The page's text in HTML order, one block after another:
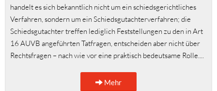
handelt es sich bekanntlich nicht um ein schiedsgerichtliches
Verfahren, sondern um ein Schiedsgutachterverfahren; die
Schiedsgutachter treffen lediglich Feststellungen zu den in Art
16 AUVB angeführten Tatfragen, entscheiden aber nicht über
Rechtsfragen – nach wie vor eine praktisch bedeutsame Rolle....
Mehr